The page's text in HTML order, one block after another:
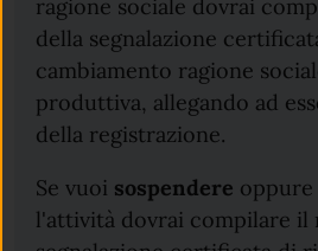
ragione sociale dovrai
della segnalazione
cambiamento ragione
produttiva, allegando ad
della registrazione.
Se vuoi sospendere oppure
l'attività dovrai compilare il